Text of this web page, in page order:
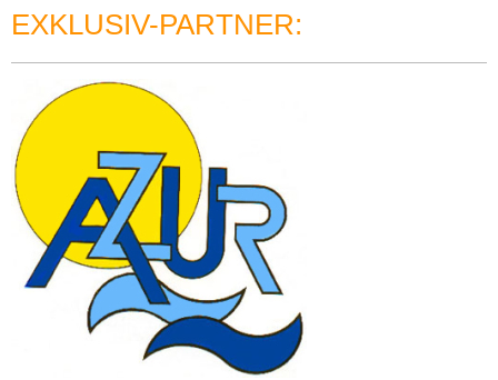
EXKLUSIV-PARTNER: